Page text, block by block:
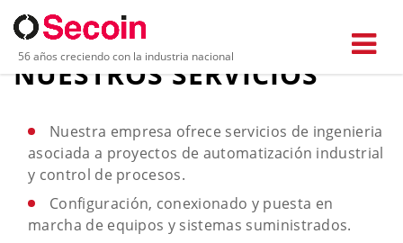
56 años creciendo con la industria nacional
NUESTROS SERVICIOS
Nuestra empresa ofrece servicios de ingenieria
asociada a proyectos de automatización industrial
y control de procesos.
Configuración, conexionado y puesta en
marcha de equipos y sistemas suministrados.